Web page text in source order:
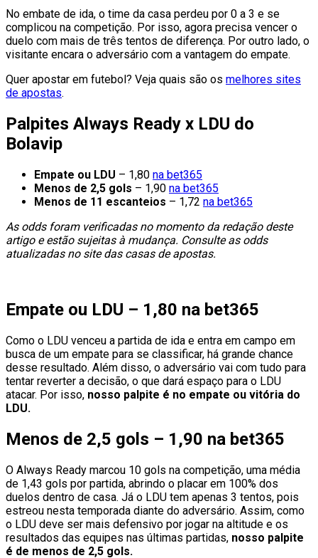
No embate de ida, o time da casa perdeu por 0 a 3 e se
complicou na competição. Por isso, agora precisa vencer o
duelo com mais de três tentos de diferença. Por outro lado, o
visitante encara o adversário com a vantagem do empate.
Quer apostar em futebol? Veja quais são os melhores sites
de apostas.
Palpites Always Ready x LDU do
Bolavip
Empate ou LDU – 1,80 na bet365
Menos de 2,5 gols – 1,90 na bet365
Menos de 11 escanteios – 1,72 na bet365
As odds foram verificadas no momento da redação deste
artigo e estão sujeitas à mudança. Consulte as odds
atualizadas no site das casas de apostas.
Empate ou LDU – 1,80 na bet365
Como o LDU venceu a partida de ida e entra em campo em
busca de um empate para se classificar, há grande chance
desse resultado. Além disso, o adversário vai com tudo para
tentar reverter a decisão, o que dará espaço para o LDU
atacar. Por isso, nosso palpite é no empate ou vitória do
LDU.
Menos de 2,5 gols – 1,90 na bet365
O Always Ready marcou 10 gols na competição, uma média
de 1,43 gols por partida, abrindo o placar em 100% dos
duelos dentro de casa. Já o LDU tem apenas 3 tentos, pois
estreou nesta temporada diante do adversário. Assim, como
o LDU deve ser mais defensivo por jogar na altitude e os
resultados das equipes nas últimas partidas, nosso palpite
é de menos de 2,5 gols.